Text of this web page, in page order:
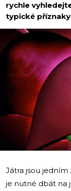
rychle
typické
Játra jsou
je nutné dbát na